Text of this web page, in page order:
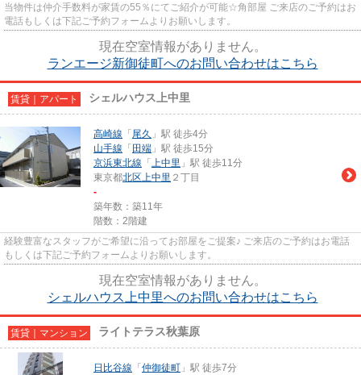
当物件は仲介手数料が家賃の55％にてご紹介が可能☆角部屋 ご来店のご予約はお
電話もしくは下記ご予約フォームよりお願いします。
現在空室情報がありません。
ランエージ新御徒町へのお問い合わせはこちら
賃貸｜アパート シェルハウス上中里
高崎線 「 尾久 」駅 徒歩4分
山手線 「 田端 」駅 徒歩15分
京浜東北線 「 上中里 」駅 徒歩11分
東京都北区上中里 ２丁目
-
築年数：築11年
階数：2階建
経験豊富なスタッフがご希望に沿ってお部屋をご提案♪ ご来店のご予約はお電話
もしくは下記ご予約フォームよりお願いします。
現在空室情報がありません。
シェルハウス上中里へのお問い合わせはこちら
賃貸｜マンション ライトテラス秋葉原
日比谷線 「 仲御徒町 」駅 徒歩7分